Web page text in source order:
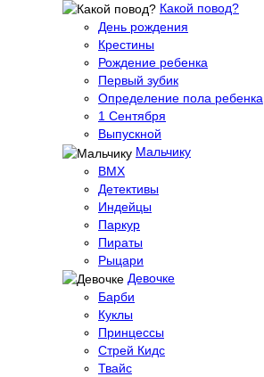
Какой повод?
День рождения
Крестины
Рождение ребенка
Первый зубик
Определение пола ребенка
1 Сентября
Выпускной
Мальчику
BMX
Детективы
Индейцы
Паркур
Пираты
Рыцари
Девочке
Барби
Куклы
Принцессы
Стрей Кидс
Твайс